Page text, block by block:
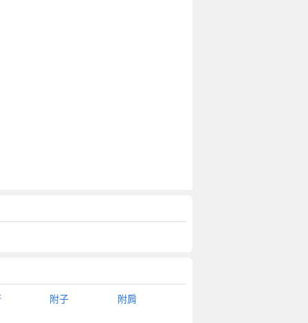
附子 附肩